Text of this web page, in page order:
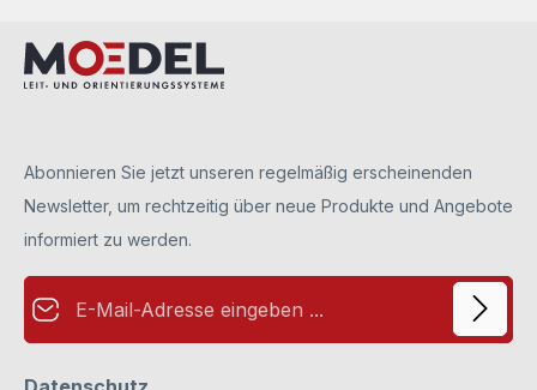
Abonnieren Sie jetzt unseren regelmäßig erscheinenden
Newsletter, um rechtzeitig über neue Produkte und Angebote
informiert zu werden.
E-Mail-Adresse*